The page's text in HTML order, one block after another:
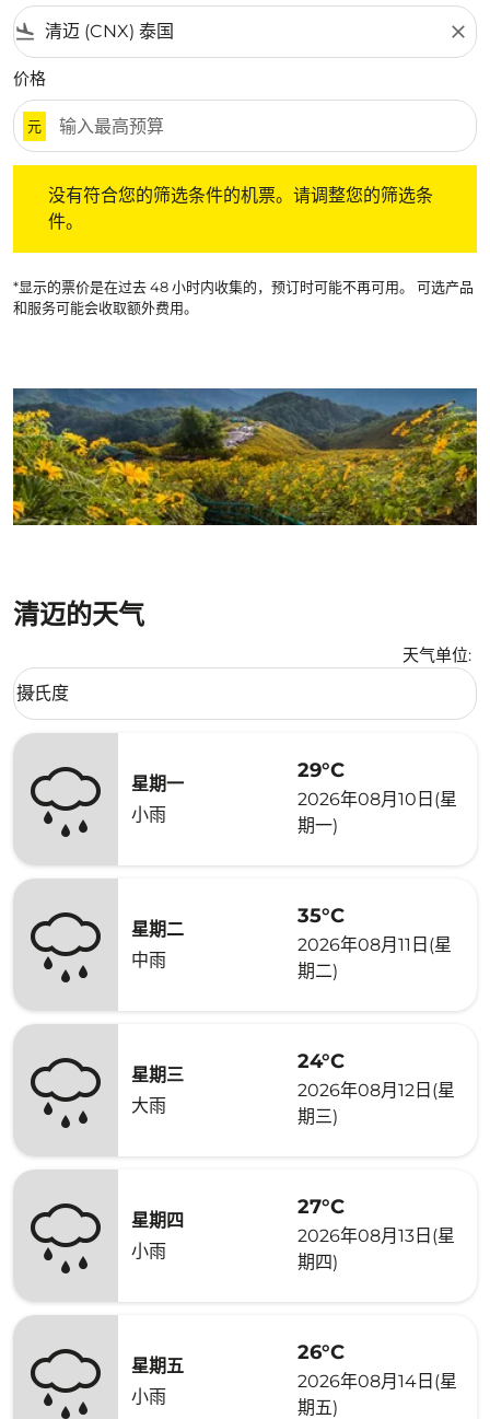
flight_land close
价格
元
没有符合您的筛选条件的机票。请调整您的筛选条
件。
*显示的票价是在过去 48 小时内收集的，预订时可能不再可用。 可选产品
和服务可能会收取额外费用。
清迈的天气
天气单位:
Weather unit option 摄氏度 Selected
摄氏度
keyboard_arrow_down
星期一
小雨
29°C
2026年08月10日(星
期一)
星期二
中雨
35°C
2026年08月11日(星
期二)
星期三
大雨
24°C
2026年08月12日(星
期三)
星期四
小雨
27°C
2026年08月13日(星
期四)
星期五
小雨
26°C
2026年08月14日(星
期五)